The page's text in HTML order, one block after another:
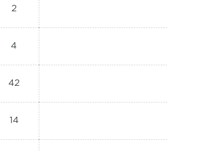
2
4
42
14